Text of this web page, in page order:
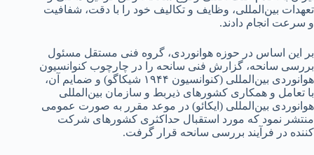
تعهدات بین‌المللی، وظایف و تکالیف خود را با دقت، شفافیت
و سرعت انجام دادند.
بر این اساس در حوزه هوانوردی، گروه فنی مستقل مسئول
بررسی سانحه، گزارش فنی سانحه را در چارچوب کنوانسیون
هوانوردی بین‌المللی (کنوانسیون ۱۹۴۴ شیکاگو) و ضمایم آن،
با تعامل و همکاری کشورهای ذیربط و سازمان بین‌المللی
هوانوردی بین‌المللی (ایکائو) در موعد مقرر به صورت عمومی
منتشر نمود که مورد استقبال حداکثری کشورهای شرکت
کننده در فرآیند بررسی سانحه قرار گرفت.